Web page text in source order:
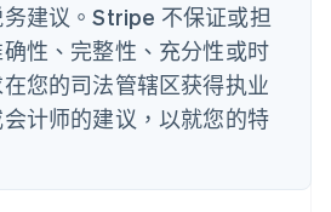
建议。Stripe 不保证或担
性、完整性、充分性或时
您的司法管辖区获得执业
计师的建议，以就您的特